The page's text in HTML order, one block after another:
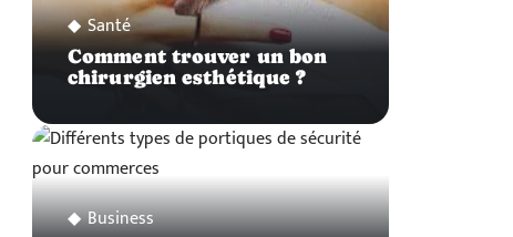
Santé
Comment trouver un bon
chirurgien esthétique ?
Business